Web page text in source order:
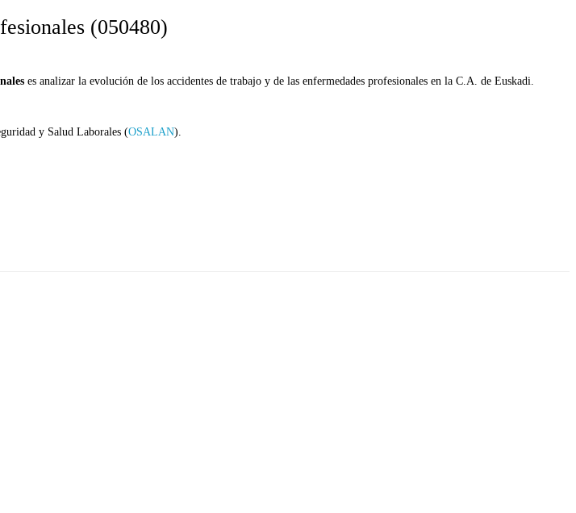
(050480)
es analizar la evolución de los accidentes de trabajo y de las enfermedades profesionales en la C.A. de Euskadi.
y Salud Laborales (OSALAN).